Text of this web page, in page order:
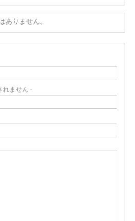
ありません。
れません -